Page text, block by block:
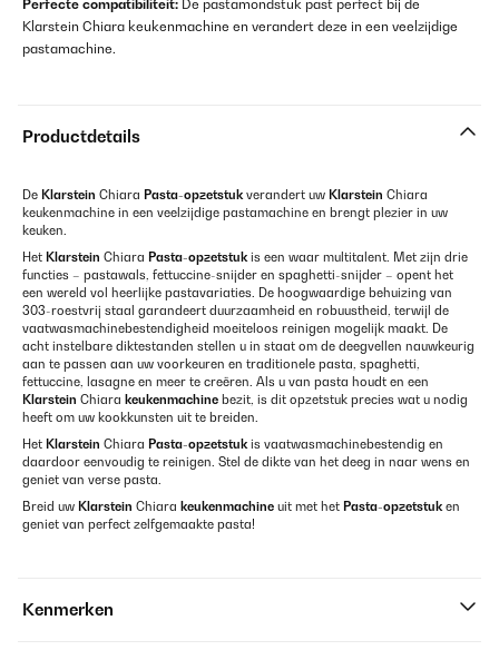
Perfecte compatibiliteit: De pastamondstuk past perfect bij de
Klarstein Chiara keukenmachine en verandert deze in een veelzijdige
pastamachine.
Productdetails
De Klarstein Chiara Pasta-opzetstukverandert uw Klarstein Chiara
keukenmachine in een veelzijdige pastamachine en brengt plezier in uw
keuken.
Het Klarstein Chiara Pasta-opzetstukis een waar multitalent. Met zijn drie
functies – pastawals, fettuccine-snijder en spaghetti-snijder – opent het
een wereld vol heerlijke pastavariaties. De hoogwaardige behuizing van
303-roestvrij staal garandeert duurzaamheid en robuustheid, terwijl de
vaatwasmachinebestendigheid moeiteloos reinigen mogelijk maakt. De
acht instelbare diktestanden stellen u in staat om de deegvellen nauwkeurig
aan te passen aan uw voorkeuren en traditionele pasta, spaghetti,
fettuccine, lasagne en meer te creëren. Als u van pasta houdt en een
Klarstein Chiara keukenmachine bezit, is dit opzetstuk precies wat u nodig
heeft om uw kookkunsten uit te breiden.
Het Klarstein Chiara Pasta-opzetstukis vaatwasmachinebestendig en
daardoor eenvoudig te reinigen. Stel de dikte van het deeg in naar wens en
geniet van verse pasta.
Breid uw Klarstein Chiara keukenmachine uit met het Pasta-opzetstuken
geniet van perfect zelfgemaakte pasta!
Kenmerken